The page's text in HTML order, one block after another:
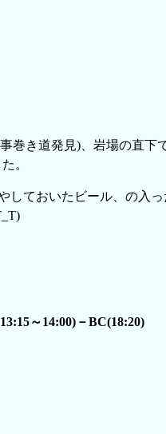
巻き道発見)、岩場の直下
。
しておいたビール、の入
～14:00)－BC(18:20)